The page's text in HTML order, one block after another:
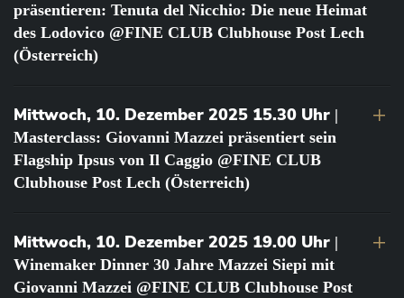
präsentieren: Tenuta del Nicchio: Die neue Heimat
des Lodovico @FINE CLUB Clubhouse Post Lech
(Österreich)
Mittwoch, 10. Dezember 2025 15.30 Uhr |
Masterclass: Giovanni Mazzei präsentiert sein
Flagship Ipsus von Il Caggio @FINE CLUB
Clubhouse Post Lech (Österreich)
Mittwoch, 10. Dezember 2025 19.00 Uhr |
Winemaker Dinner 30 Jahre Mazzei Siepi mit
Giovanni Mazzei @FINE CLUB Clubhouse Post